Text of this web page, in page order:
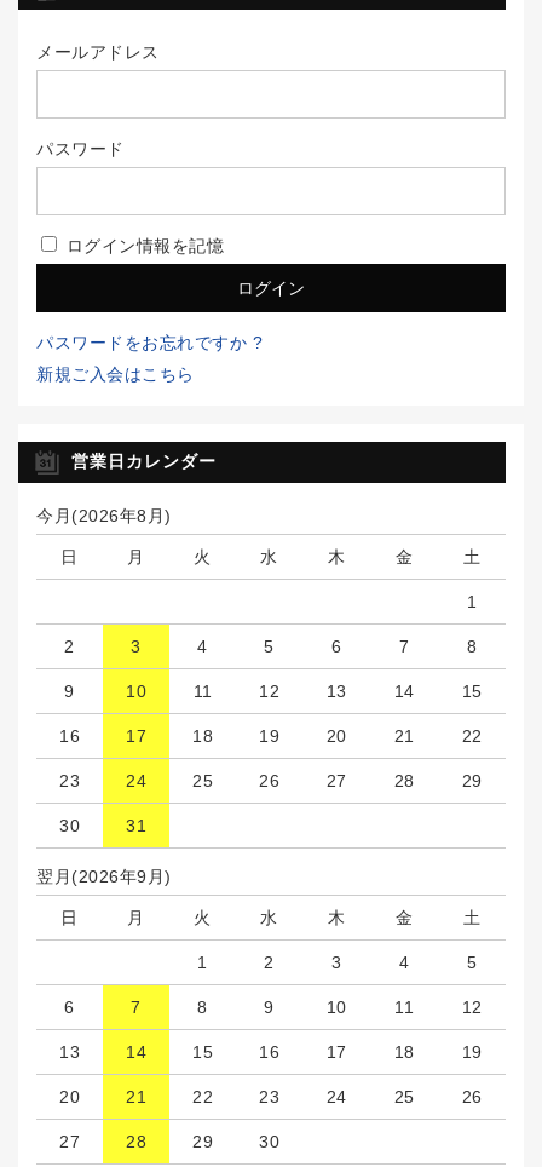
メールアドレス
パスワード
ログイン情報を記憶
パスワードをお忘れですか ?
新規ご入会はこちら
営業日カレンダー
今月(2026年8月)
日 月 火 水 木 金 土
1
2 3 4 5 6 7 8
9 10 11 12 13 14 15
16 17 18 19 20 21 22
23 24 25 26 27 28 29
30 31
翌月(2026年9月)
日 月 火 水 木 金 土
1 2 3 4 5
6 7 8 9 10 11 12
13 14 15 16 17 18 19
20 21 22 23 24 25 26
27 28 29 30